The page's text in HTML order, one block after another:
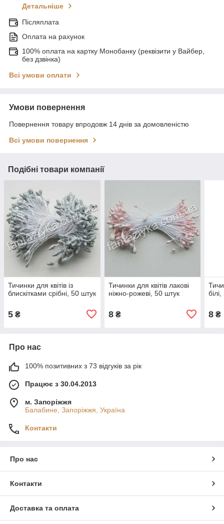
Детальніше
Післяплата
Оплата на рахунок
100% оплата на картку Монобанку (реквізити у Вайбер,
без дзвінка)
Всі умови оплати
Умови повернення
Повернення товару впродовж 14 днів за домовленістю
Всі умови повернення
Подібні товари компанії
Тичинки для квітів із
блискітками срібні, 50 штук
5 ₴
Тичинки для квітів лакові
ніжно-рожеві, 50 штук
8₴ 8 ₴
Про нас
100% позитивних з 73 відгуків за рік
Працює з 30.04.2013
м. Запоріжжя
Балабине, Запоріжжя, Україна
Контакти
Про нас
Контакти
Доставка та оплата